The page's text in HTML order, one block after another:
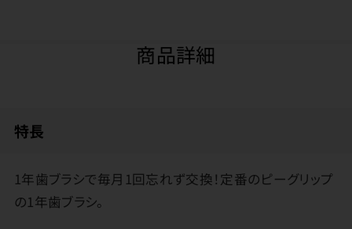
商品詳細
特長
1年歯ブラシで毎月1回忘れず交換！定番のピーグリップ
の1年歯ブラシ。